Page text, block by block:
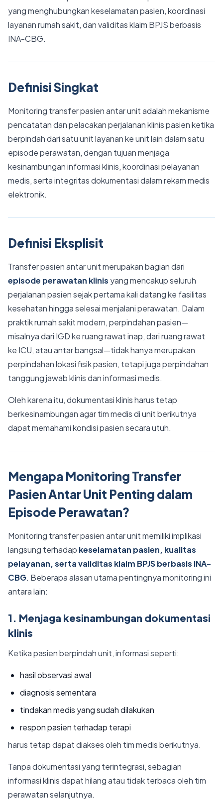
yang menghubungkan keselamatan pasien, koordinasi
layanan rumah sakit, dan validitas klaim BPJS berbasis
INA-CBG.
Definisi Singkat
Monitoring transfer pasien antar unit adalah mekanisme
pencatatan dan pelacakan perjalanan klinis pasien ketika
berpindah dari satu unit layanan ke unit lain dalam satu
episode perawatan, dengan tujuan menjaga
kesinambungan informasi klinis, koordinasi pelayanan
medis, serta integritas dokumentasi dalam rekam medis
elektronik.
Definisi Eksplisit
Transfer pasien antar unit merupakan bagian dari
episode perawatan klinis yang mencakup seluruh
perjalanan pasien sejak pertama kali datang ke fasilitas
kesehatan hingga selesai menjalani perawatan. Dalam
praktik rumah sakit modern, perpindahan pasien—
misalnya dari IGD ke ruang rawat inap, dari ruang rawat
ke ICU, atau antar bangsal—tidak hanya merupakan
perpindahan lokasi fisik pasien, tetapi juga perpindahan
tanggung jawab klinis dan informasi medis.
Oleh karena itu, dokumentasi klinis harus tetap
berkesinambungan agar tim medis di unit berikutnya
dapat memahami kondisi pasien secara utuh.
Mengapa Monitoring Transfer
Pasien Antar Unit Penting dalam
Episode Perawatan?
Monitoring transfer pasien antar unit memiliki implikasi
langsung terhadap keselamatan pasien, kualitas
pelayanan, serta validitas klaim BPJS berbasis INA-
CBG. Beberapa alasan utama pentingnya monitoring ini
antara lain:
1. Menjaga kesinambungan dokumentasi
klinis
Ketika pasien berpindah unit, informasi seperti:
hasil observasi awal
diagnosis sementara
tindakan medis yang sudah dilakukan
respon pasien terhadap terapi
harus tetap dapat diakses oleh tim medis berikutnya.
Tanpa dokumentasi yang terintegrasi, sebagian
informasi klinis dapat hilang atau tidak terbaca oleh tim
perawatan selanjutnya.